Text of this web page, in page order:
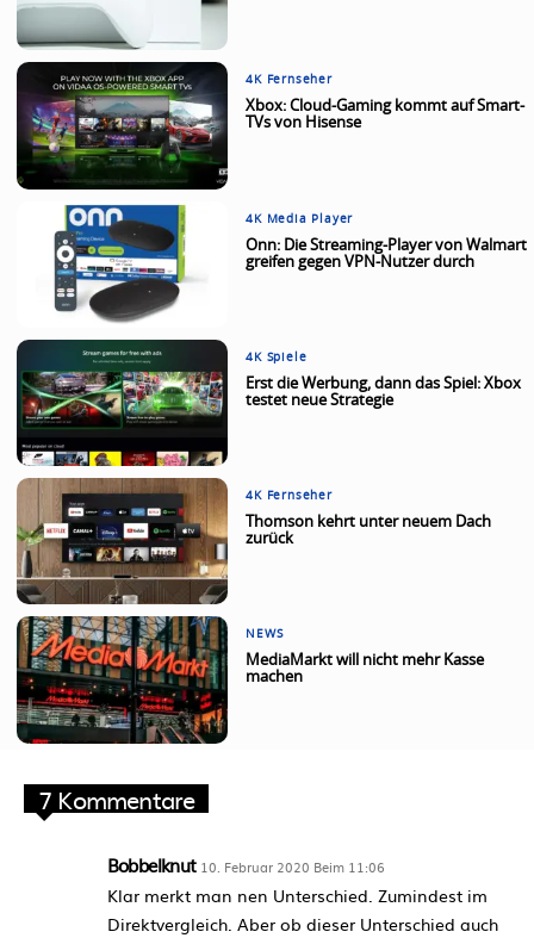
4K Fernseher
Xbox: Cloud-Gaming kommt auf Smart-
TVs von Hisense
4K Media Player
Onn: Die Streaming-Player von Walmart
greifen gegen VPN-Nutzer durch
4K Spiele
Erst die Werbung, dann das Spiel: Xbox
testet neue Strategie
4K Fernseher
Thomson kehrt unter neuem Dach
zurück
NEWS
MediaMarkt will nicht mehr Kasse
machen
7 Kommentare
Bobbelknut 10. Februar 2020 Beim 11:06
Klar merkt man nen Unterschied. Zumindest im
Direktvergleich. Aber ob dieser Unterschied auch